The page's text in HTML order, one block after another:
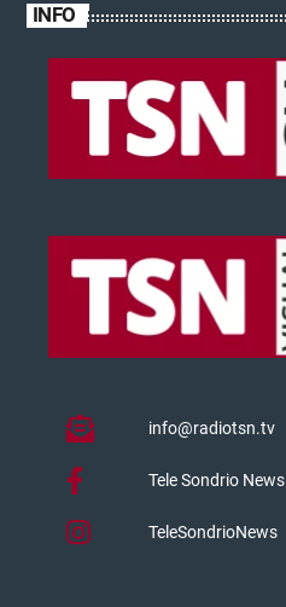
INFO
info@radiotsn.tv
Tele Sondrio News
TeleSondrioNews